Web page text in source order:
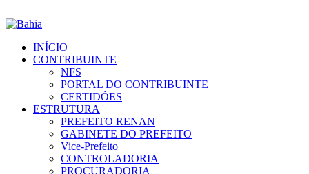
INÍCIO
CONTRIBUINTE
NFS
PORTAL DO CONTRIBUINTE
CERTIDÕES
ESTRUTURA
PREFEITO RENAN
GABINETE DO PREFEITO
Vice-Prefeito
CONTROLADORIA
PROCURADORIA